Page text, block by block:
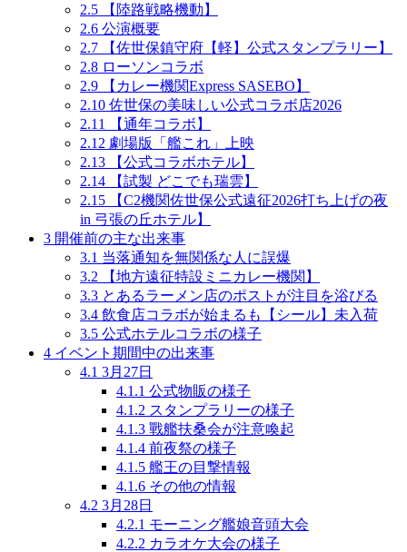
2.5
【陸路戦略機動】
2.6 公演概要
2.7
【佐世保鎮守府【軽】公式スタンプラリー】
2.8 ローソンコラボ
2.9
【カレー機関Express SASEBO】
2.10 佐世保の美味しい公式コラボ店2026
2.11
【通年コラボ】
2.12 劇場版「艦これ」上映
2.13
【公式コラボホテル】
2.14
【試製 どこでも瑞雲】
2.15
【C2機関佐世保公式遠征2026打ち上げの夜
in 弓張の丘ホテル】
3 開催前の主な出来事
3.1 当落通知を無関係な人に誤爆
3.2
【地方遠征特設ミニカレー機関】
3.3 とあるラーメン店のポストが注目を浴びる
3.4 飲食店コラボが始まるも【シール】未入荷
3.5 公式ホテルコラボの様子
4 イベント期間中の出来事
4.1 3月27日
4.1.1 公式物販の様子
4.1.2 スタンプラリーの様子
4.1.3 戰艦扶桑会が注意喚起
4.1.4 前夜祭の様子
4.1.5 艦王の目撃情報
4.1.6 その他の情報
4.2 3月28日
4.2.1 モーニング艦娘音頭大会
4.2.2 カラオケ大会の様子